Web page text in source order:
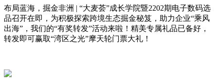
布局蓝海，掘金非洲 | “大麦荟”成长学院暨2202期电子数码选
品召开在即，为积极探索跨境生态掘金秘笈，助力企业“乘风
出海”，我们的“有奖转发”活动来啦！精美专属礼品已备好，
转发即可赢取“湾区之光”摩天轮门票大礼！